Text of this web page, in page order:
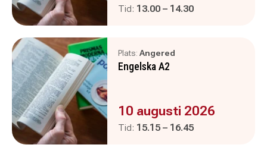
Tid: Pågår mellan
13.00 – och
14.30
Plats: Angered
Engelska A2
Evenemanget är :
10 augusti 2026
Tid: Pågår mellan
15.15 – och
16.45